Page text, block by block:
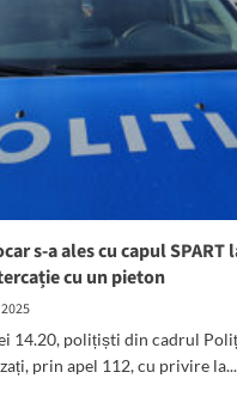
s-a ales cu capul SPART
cu un pieton
14.20, polițiști din cadrul
prin apel 112, cu privire la...